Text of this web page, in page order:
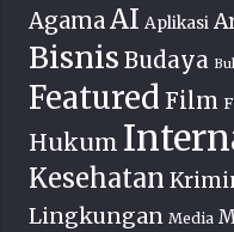
AgamaAI Aplikasi
Bisnis Budaya
Featured Film
Hukum
Kesehatan
Lingkungan Media